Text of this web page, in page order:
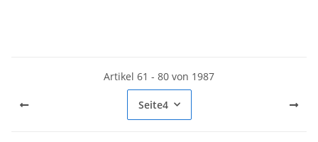
Artikel 61 - 80 von 1987
Seite4